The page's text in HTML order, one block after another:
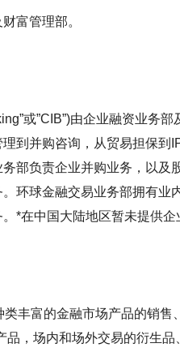
富管理部。
或”CIB”)由企业融资业务
到并购咨询，从贸易担保到
部负责企业并购业务，以及
环球金融交易业务部拥有业
*在中国大陆地区暂未提供企
丰富的金融市场产品的销售
，场内和场外交易的衍生